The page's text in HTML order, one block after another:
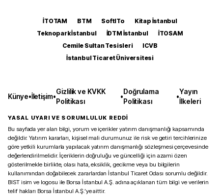
İTOTAM BTM SoftITo
Kitap İstanbul
Teknopark İstanbul
İDTM İstanbul
İTOSAM
Cemile Sultan Tesisleri
ICVB
İstanbul Ticaret Üniversitesi
Künye•İletişim•
Gizlilik ve KVKK
Politikası
•
Doğrulama
Politikası
•
Yayın
İlkeleri
YASAL UYARI VE SORUMLULUK REDDİ
Bu sayfada yer alan bilgi, yorum ve içerikler yatırım danışmanlığı kapsamında
değildir. Yatırım kararları, kişisel mali durumunuz ile risk ve getiri tercihlerinize
göre yetkili kurumlarla yapılacak yatırım danışmanlığı sözleşmesi çerçevesinde
değerlendirilmelidir. İçeriklerin doğruluğu ve güncelliği için azami özen
gösterilmekle birlikte, olası hata, eksiklik, gecikme veya bu bilgilerin
kullanımından doğabilecek zararlardan İstanbul Ticaret Odası sorumlu değildir.
BIST isim ve logosu ile Borsa İstanbul A.Ş. adına açıklanan tüm bilgi ve verilerin
telif hakları Borsa İstanbul A.Ş.’ye aittir.